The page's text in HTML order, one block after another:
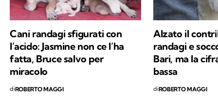
Cani randagi sfigurati con
l’acido: Jasmine non ce l’ha
fatta, Bruce salvo per
miracolo
diROBERTO MAGGI
Alzato il
randagi e
Bari, ma la
bassa
diROBERTO MAGGI